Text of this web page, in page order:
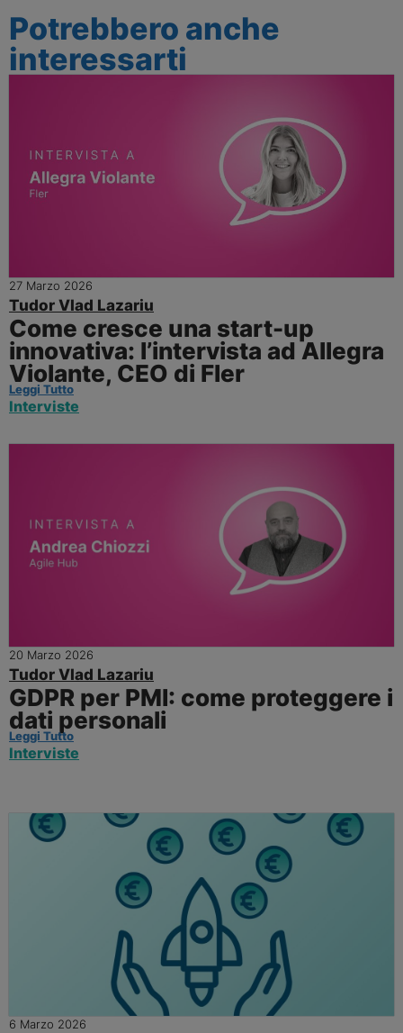
Potrebbero anche
interessarti
27 Marzo 2026
Tudor Vlad Lazariu
Come cresce una start-up
innovativa: l’intervista ad Allegra
Violante, CEO di Fler
Leggi Tutto
Interviste
20 Marzo 2026
Tudor Vlad Lazariu
GDPR per PMI: come proteggere i
dati personali
Leggi Tutto
Interviste
6 Marzo 2026